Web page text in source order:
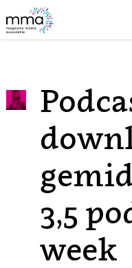
3,5
week